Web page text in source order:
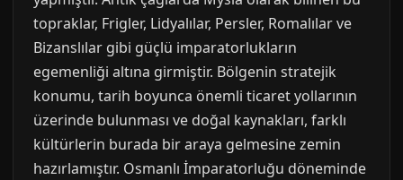
topraklar, Frigler, Lidyalılar, Persler, Romalılar ve
Bizanslılar gibi güçlü imparatorlukların
egemenliği altına girmiştir. Bölgenin stratejik
konumu, tarih boyunca önemli ticaret yollarının
üzerinde bulunması ve doğal kaynakları, farklı
kültürlerin burada bir araya gelmesine zemin
hazırlamıştır. Osmanlı İmparatorluğu döneminde